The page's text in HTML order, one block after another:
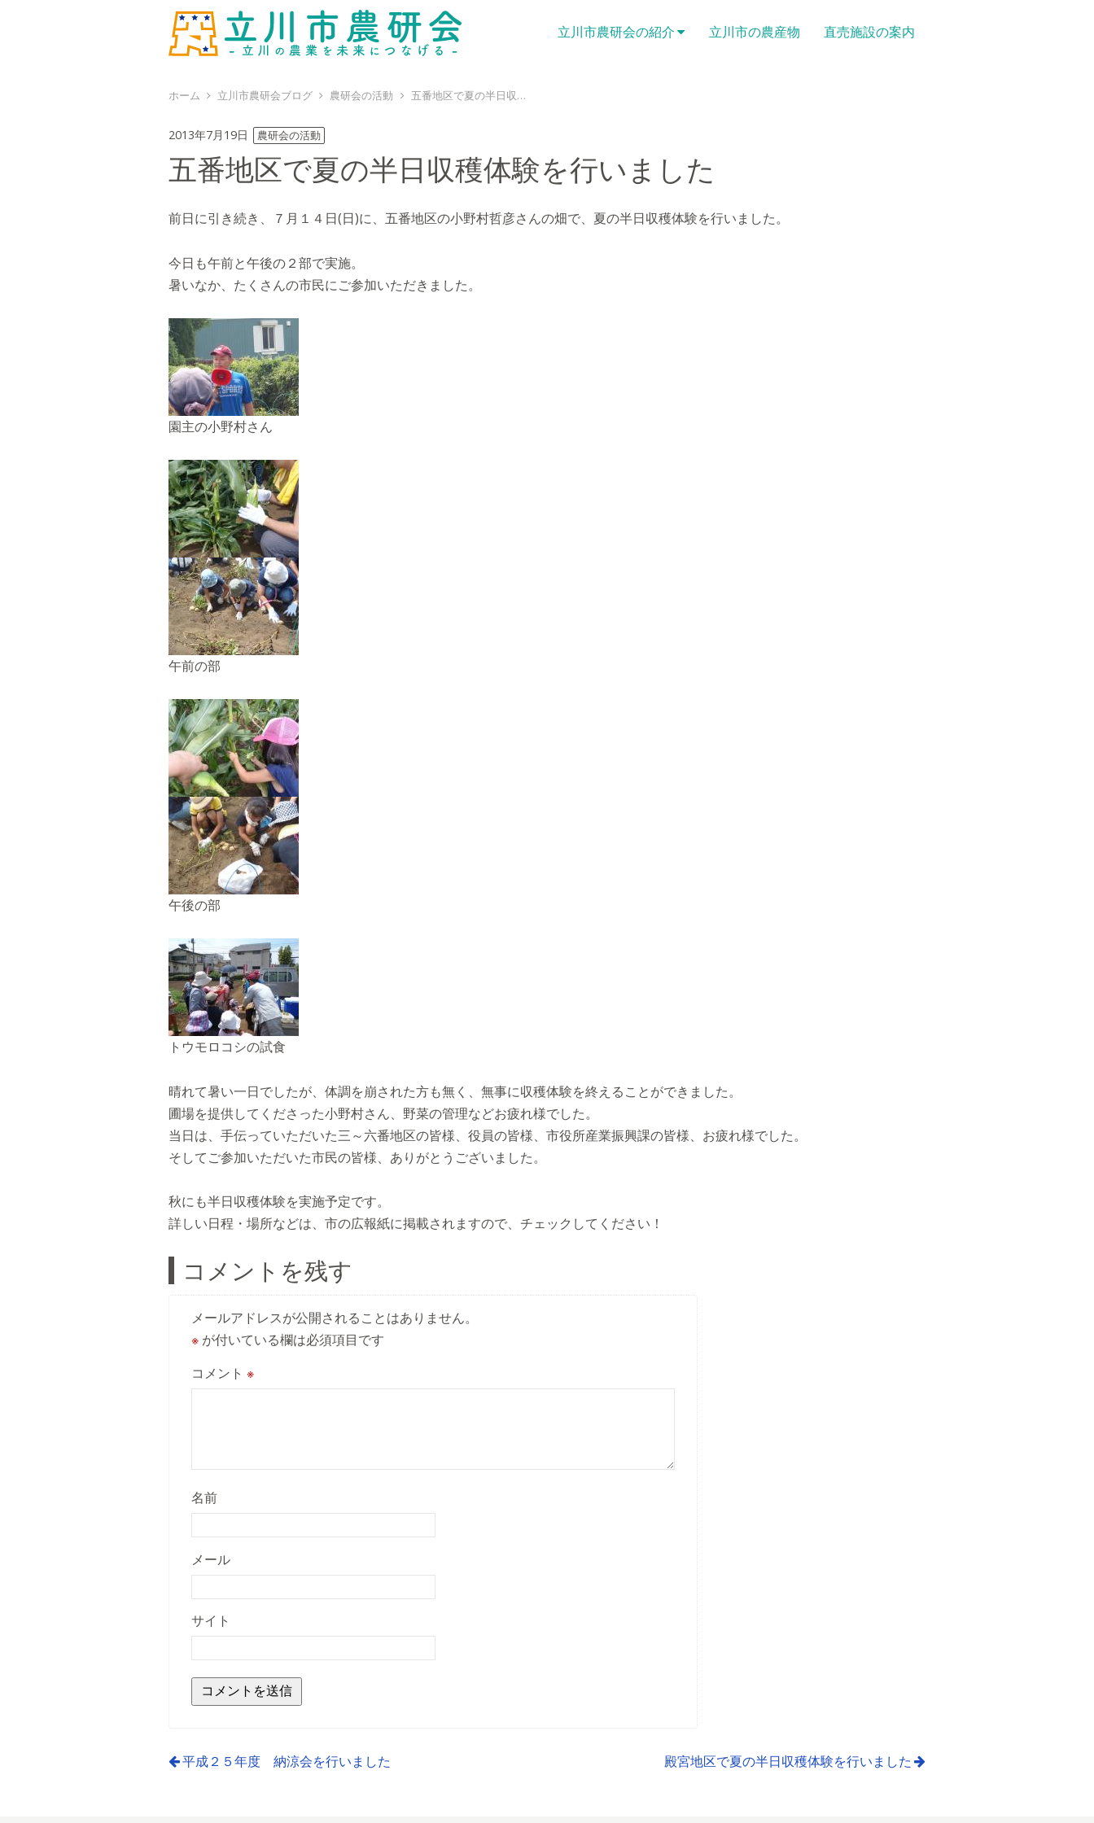
立川市農研会の紹介 立川市の農産物 直売施設の案内
ホーム 立川市農研会ブログ 農研会の活動 五番地区で夏の半日収穫体験を行いました
2013年7月19日 農研会の活動
五番地区で夏の半日収穫体験を行いました
前日に引き続き、７月１４日(日)に、五番地区の小野村哲彦さんの畑で、夏の半日収穫体験を行いました。
今日も午前と午後の２部で実施。
暑いなか、たくさんの市民にご参加いただきました。
園主の小野村さん
午前の部
午後の部
トウモロコシの試食
晴れて暑い一日でしたが、体調を崩された方も無く、無事に収穫体験を終えることができました。
圃場を提供してくださった小野村さん、野菜の管理などお疲れ様でした。
当日は、手伝っていただいた三～六番地区の皆様、役員の皆様、市役所産業振興課の皆様、お疲れ様でした。
そしてご参加いただいた市民の皆様、ありがとうございました。
秋にも半日収穫体験を実施予定です。
詳しい日程・場所などは、市の広報紙に掲載されますので、チェックしてください！
コメントを残す
メールアドレスが公開されることはありません。
※ が付いている欄は必須項目です
コメント※
名前
メール
サイト
平成２５年度 納涼会を行いました 殿宮地区で夏の半日収穫体験を行いました